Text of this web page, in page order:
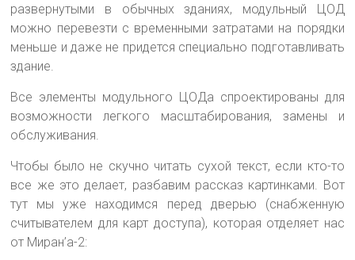
развернутыми в обычных зданиях, модульный ЦОД
можно перевезти с временными затратами на порядки
меньше и даже не придется специально подготавливать
здание.
Все элементы модульного ЦОДа спроектированы для
возможности легкого масштабирования, замены и
обслуживания.
Чтобы было не скучно читать сухой текст, если кто-то
все же это делает, разбавим рассказ картинками. Вот
тут мы уже находимся перед дверью (снабженную
считывателем для карт доступа), которая отделяет нас
от Миран’а-2: